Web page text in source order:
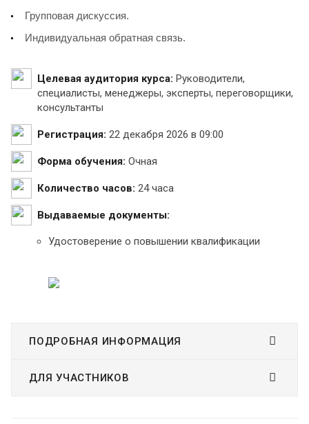
Групповая дискуссия.
Индивидуальная обратная связь.
Целевая аудитория курса: Руководители,
специалисты, менеджеры, эксперты, переговорщики,
консультанты
Регистрация: 22 декабря 2026 в 09:00
Форма обучения: Очная
Количество часов: 24 часа
Выдаваемые документы:
Удостоверение о повышении квалификации
ПОДРОБНАЯ ИНФОРМАЦИЯ
ДЛЯ УЧАСТНИКОВ